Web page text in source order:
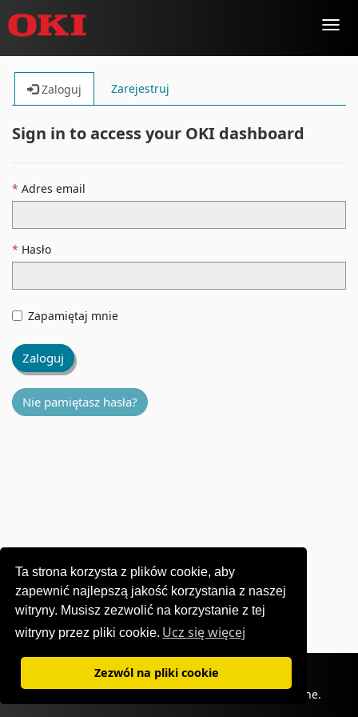
Ta strona korzysta z plików cookie, aby
zapewnić najlepszą jakość korzystania z naszej
witryny. Musisz zezwolić na korzystanie z tej
witryny przez pliki cookie. Ucz się więcej
Zezwól na pliki cookie
Zaloguj Zarejestruj
Sign in to access your OKI dashboard
Adres email
Hasło
Zapamiętaj mnie
Zaloguj
Nie pamiętasz hasła?
Warunki użytkowania| Polityka prywatności
©1995-2026 OKI Europe Ltd. Wszelkie prawa zastrzeżone.